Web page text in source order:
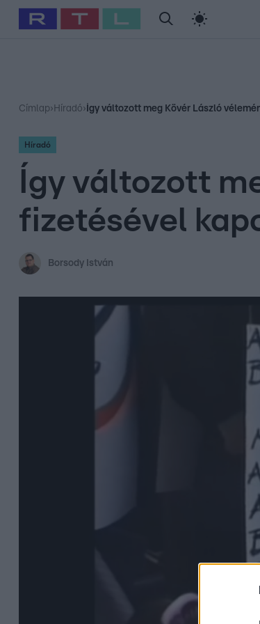
Babits Marcella Szellő István Most Wanted
Címlap› Híradó› Így változott meg Kövér László
Híradó
Így változott
fizetésével
Borsody István